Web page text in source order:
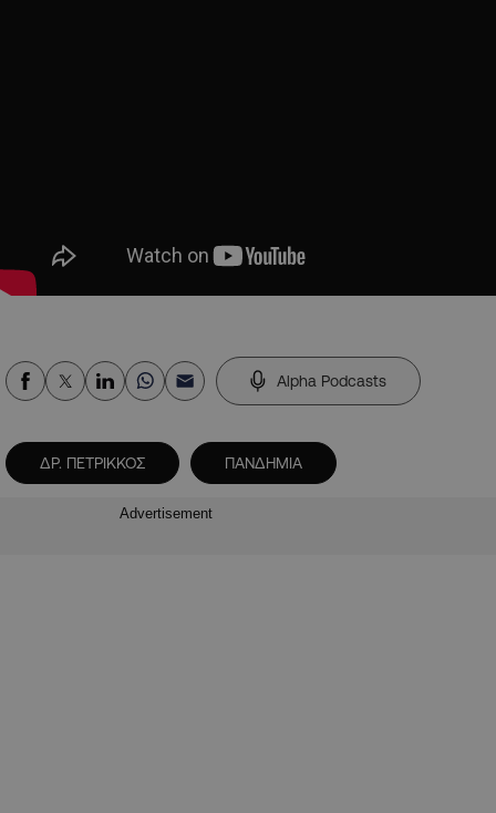
Alpha Podcasts
ΔΡ. ΠΕΤΡΙΚΚΟΣ ΠΑΝΔΗΜΙΑ
Advertisement